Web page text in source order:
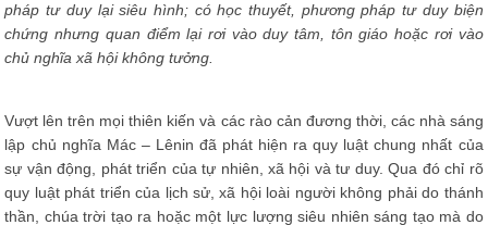
pháp tư duy lại siêu hình; có học thuyết, phương pháp tư duy biện
chứng nhưng quan điểm lại rơi vào duy tâm, tôn giáo hoặc rơi vào
chủ nghĩa xã hội không tưởng.
Vượt lên trên mọi thiên kiến và các rào cản đương thời, các nhà sáng
lập chủ nghĩa Mác – Lênin đã phát hiện ra quy luật chung nhất của
sự vận động, phát triển của tự nhiên, xã hội và tư duy. Qua đó chỉ rõ
quy luật phát triển của lịch sử, xã hội loài người không phải do thánh
thần, chúa trời tạo ra hoặc một lực lượng siêu nhiên sáng tạo mà do